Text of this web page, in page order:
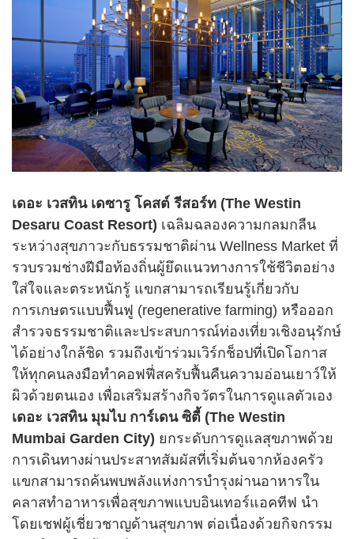
เดอะ เวสทิน เดซารู โคสต์ รีสอร์ท (The Westin
Desaru Coast Resort) เฉลิมฉลองความกลมกลืน
ระหว่างสุขภาวะกับธรรมชาติผ่าน Wellness Market ที่
รวบรวมช่างฝีมือท้องถิ่นผู้ยึดแนวทางการใช้ชีวิตอย่าง
ใส่ใจและตระหนักรู้ แขกสามารถเรียนรู้เกี่ยวกับ
การเกษตรแบบฟื้นฟู (regenerative farming) หรือออก
สำรวจธรรมชาติและประสบการณ์ท่องเที่ยวเชิงอนุรักษ์
ได้อย่างใกล้ชิด รวมถึงเข้าร่วมเวิร์กช็อปที่เปิดโอกาส
ให้ทุกคนลงมือทำคอฟฟี่สครับฟื้นคืนความอ่อนเยาว์ให้
ผิวด้วยตนเอง เพื่อเสริมสร้างกิจวัตรในการดูแลตัวเอง
เดอะ เวสทิน มุมไบ การ์เดน ซิตี้ (The Westin
Mumbai Garden City) ยกระดับการดูแลสุขภาพด้วย
การเดินทางผ่านประสาทสัมผัสที่เริ่มต้นจากห้องครัว
แขกสามารถค้นพบพลังแห่งการบำรุงผ่านอาหารใน
คลาสทำอาหารเพื่อสุขภาพแบบอินเทอร์แอคทีฟ นำ
โดยเชฟผู้เชี่ยวชาญด้านสุขภาพ ต่อเนื่องด้วยกิจกรรม